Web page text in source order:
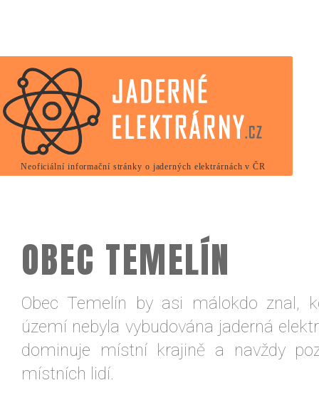
Neoficiální informační stránky o jaderných elektrárnách v ČR
OBEC TEMELÍN
Obec Temelín by asi málokdo znal,
území nebyla vybudována jaderná
dominuje místní krajině a navždy
místních lidí.